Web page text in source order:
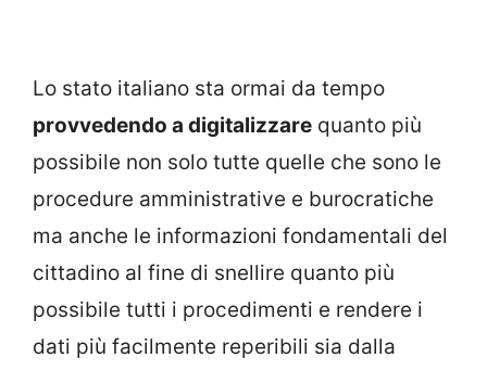
Lo stato italiano sta ormai da tempo
provvedendo a digitalizzare quanto più
possibile non solo tutte quelle che sono le
procedure amministrative e burocratiche
ma anche le informazioni fondamentali del
cittadino al fine di snellire quanto più
possibile tutti i procedimenti e rendere i
dati più facilmente reperibili sia dalla